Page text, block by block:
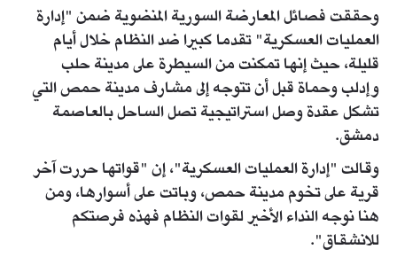
وحققت فصائل المعارضة السورية المنضوية ضمن "إدارة
العمليات العسكرية" تقدما كبيرا ضد النظام خلال أيام
قليلة، حيث إنها تمكنت من السيطرة على مدينة حلب
وإدلب وحماة قبل أن تتوجه إلى مشارف مدينة حمص التي
تشكل عقدة وصل استراتيجية تصل الساحل بالعاصمة
دمشق.
وقالت "إدارة العمليات العسكرية"، إن "قواتها حررت آخر
قرية على تخوم مدينة حمص، وباتت على أسوارها، ومن
هنا نوجه النداء الأخير لقوات النظام فهذه فرصتكم
للانشقاق".